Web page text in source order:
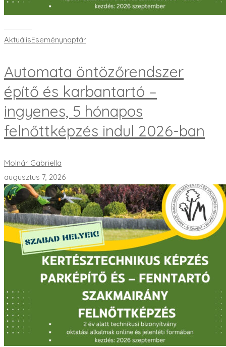
AktuálisEseménynaptár
Automata öntözőrendszer
építő és karbantartó –
ingyenes, 5 hónapos
felnőttképzés indul 2026-ban
Molnár Gabriella
augusztus 7, 2026